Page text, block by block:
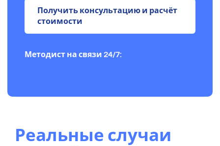
Получить консультацию и расчёт
стоимости
Методист на связи 24/7:
Реальные случаи